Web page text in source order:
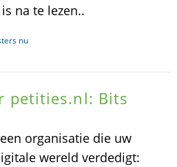
na te lezen..
nu
petities.nl: Bits
organisatie die uw
wereld verdedigt: